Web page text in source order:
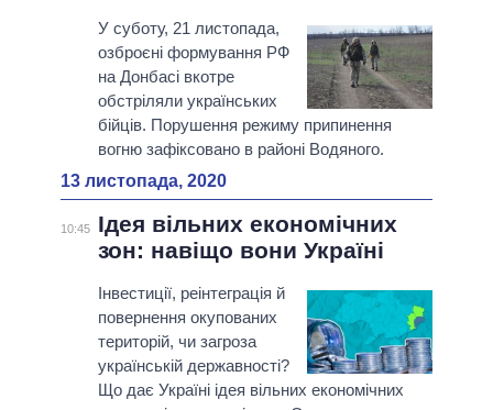
У суботу, 21 листопада,
озброєні формування РФ
на Донбасі вкотре
обстріляли українських
бійців. Порушення режиму припинення
вогню зафіксовано в районі Водяного.
13 листопада, 2020
10:45
Ідея вільних економічних
зон: навіщо вони Україні
Інвестиції, реінтеграція й
повернення окупованих
територій, чи загроза
українській державності?
Що дає Україні ідея вільних економічних